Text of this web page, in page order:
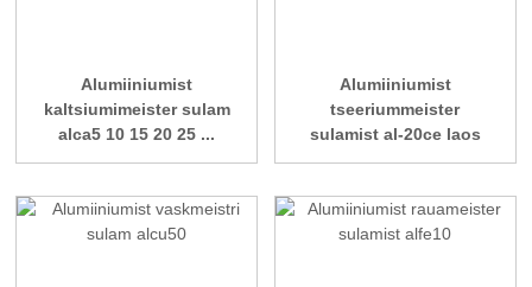
Alumiiniumist
kaltsiumimeister sulam
alca5 10 15 20 25 ...
Alumiiniumist
tseeriummeister
sulamist al-20ce laos